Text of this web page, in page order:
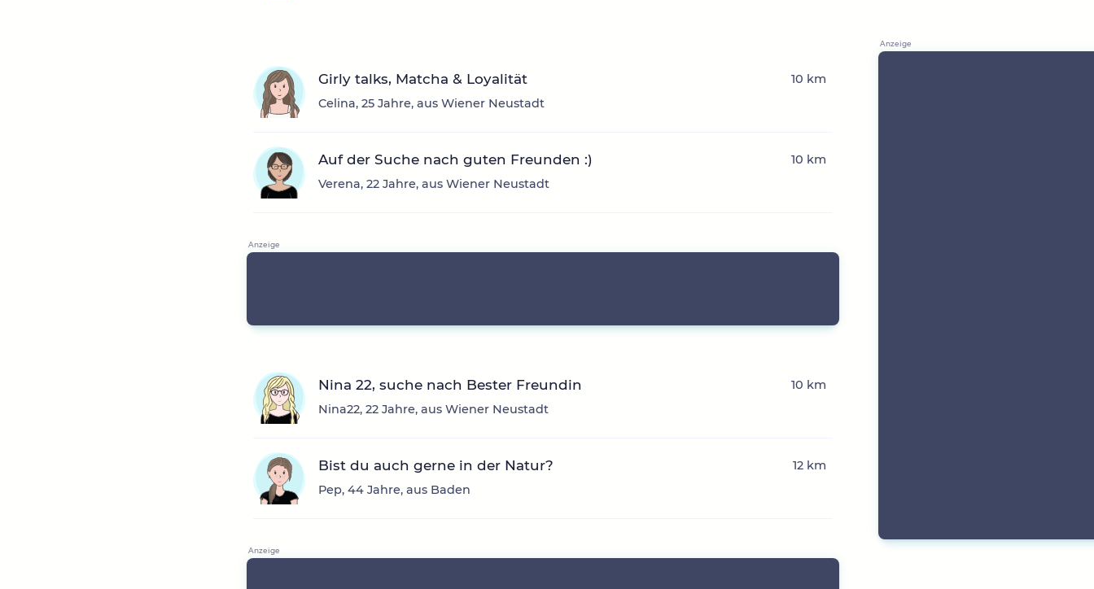
Girly talks, Matcha & Loyalität
Celina, 25 Jahre, aus Wiener Neustadt
10 km
Auf der Suche nach guten Freunden :)
Verena, 22 Jahre, aus Wiener Neustadt
10 km
Nina 22, suche nach Bester Freundin
Nina22, 22 Jahre, aus Wiener Neustadt
10 km
Bist du auch gerne in der Natur?
Pep, 44 Jahre, aus Baden
12 km